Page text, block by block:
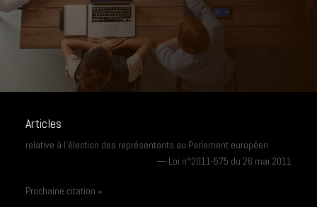
Articles
relative à l’élection des représentants au Parlement européen
— Loi n°2011-575 du 26 mai 2011
Prochaine citation »